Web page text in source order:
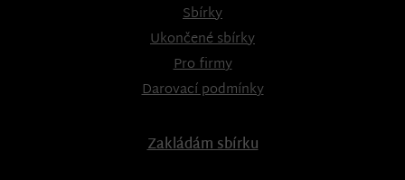
Sbírky
Ukončené sbírky
Pro firmy
Darovací podmínky
Zakládám sbírku